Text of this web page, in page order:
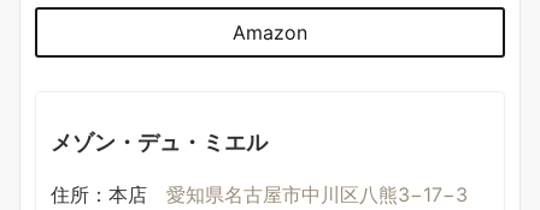
Amazon
メゾン・デュ・ミエル
住所：本店 愛知県名古屋市中川区八熊3−17−3